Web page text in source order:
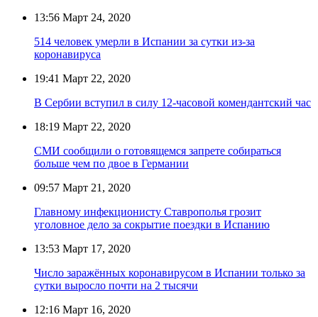
13:56 Март 24, 2020
514 человек умерли в Испании за сутки из-за
коронавируса
19:41 Март 22, 2020
В Сербии вступил в силу 12-часовой комендантский час
18:19 Март 22, 2020
СМИ сообщили о готовящемся запрете собираться
больше чем по двое в Германии
09:57 Март 21, 2020
Главному инфекционисту Ставрополья грозит
уголовное дело за сокрытие поездки в Испанию
13:53 Март 17, 2020
Число заражённых коронавирусом в Испании только за
сутки выросло почти на 2 тысячи
12:16 Март 16, 2020